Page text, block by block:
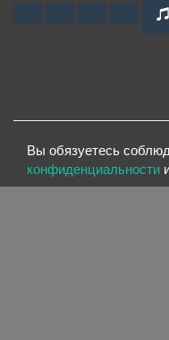
Вы обязуетесь
конфиденциальности